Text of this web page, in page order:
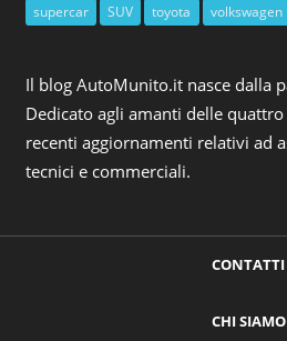
supercar
SUV toyota volkswagen
Il blog AutoMunito.it nasce dalla
Dedicato agli amanti delle
recenti aggiornamenti relativi ad
tecnici e commerciali.
CONTATTI
CHI SIAMO